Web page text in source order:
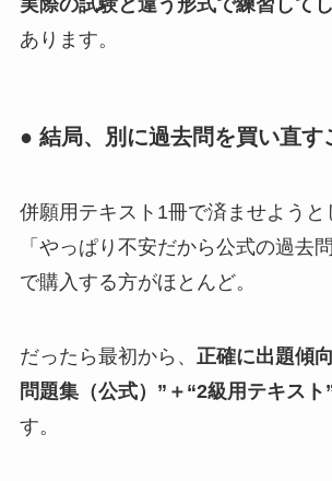
実際の試験と違う形式で練習して
あります。
● 結局、別に過去問を買い直す
併願用テキスト1冊で済ませようと
「やっぱり不安だから公式の過去
で購入する方がほとんど。
だったら最初から、 正確に出題傾
問題集（公式）”＋“2級用テキスト
す。